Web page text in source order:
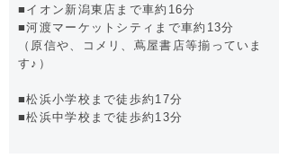
■イオン新潟東店まで車約16分
■河渡マーケットシティまで車約13分
（原信や、コメリ、蔦屋書店等揃っていま
す♪）
■松浜小学校まで徒歩約17分
■松浜中学校まで徒歩約13分